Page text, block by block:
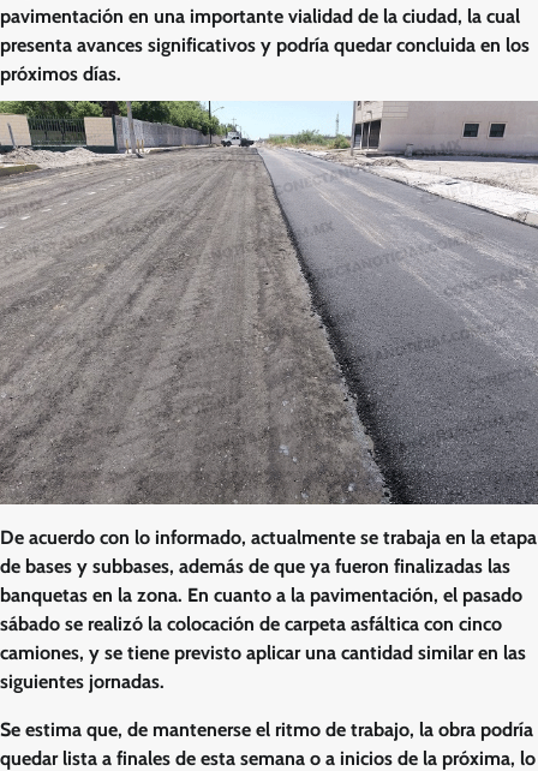
pavimentación en una importante vialidad de la ciudad, la cual
presenta avances significativos y podría quedar concluida en los
próximos días.
De acuerdo con lo informado, actualmente se trabaja en la etapa
de bases y subbases, además de que ya fueron finalizadas las
banquetas en la zona. En cuanto a la pavimentación, el pasado
sábado se realizó la colocación de carpeta asfáltica con cinco
camiones, y se tiene previsto aplicar una cantidad similar en las
siguientes jornadas.
Se estima que, de mantenerse el ritmo de trabajo, la obra podría
quedar lista a finales de esta semana o a inicios de la próxima, lo